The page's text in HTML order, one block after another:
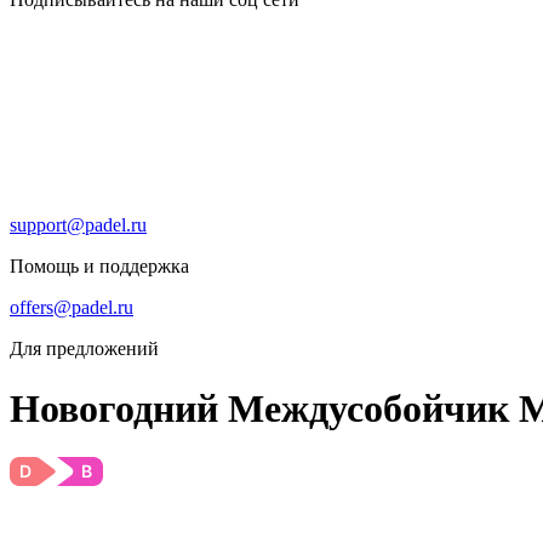
support@padel.ru
Помощь и поддержка
offers@padel.ru
Для предложений
Новогодний Междусобойчик